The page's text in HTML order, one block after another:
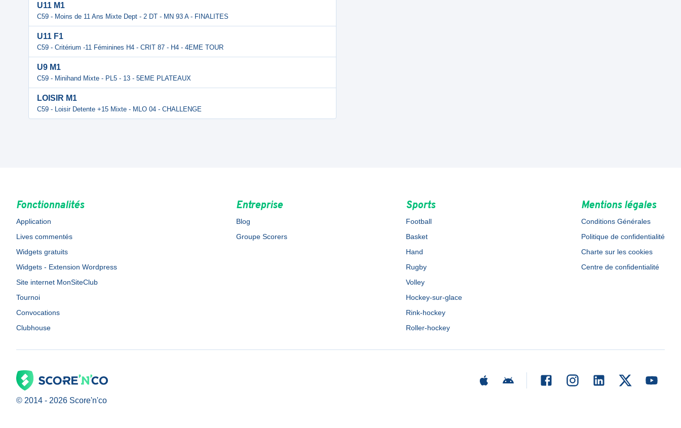
U11 M1
C59 - Moins de 11 Ans Mixte Dept - 2 DT - MN 93 A - FINALITES
U11 F1
C59 - Critérium -11 Féminines H4 - CRIT 87 - H4 - 4EME TOUR
U9 M1
C59 - Minihand Mixte - PL5 - 13 - 5EME PLATEAUX
LOISIR M1
C59 - Loisir Detente +15 Mixte - MLO 04 - CHALLENGE
Fonctionnalités
Application
Lives commentés
Widgets gratuits
Widgets - Extension Wordpress
Site internet MonSiteClub
Tournoi
Convocations
Clubhouse
Entreprise
Blog
Groupe Scorers
Sports
Football
Basket
Hand
Rugby
Volley
Hockey-sur-glace
Rink-hockey
Roller-hockey
Mentions légales
Conditions Générales
Politique de confidentialité
Charte sur les cookies
Centre de confidentialité
© 2014 - 2026 Score'n'co